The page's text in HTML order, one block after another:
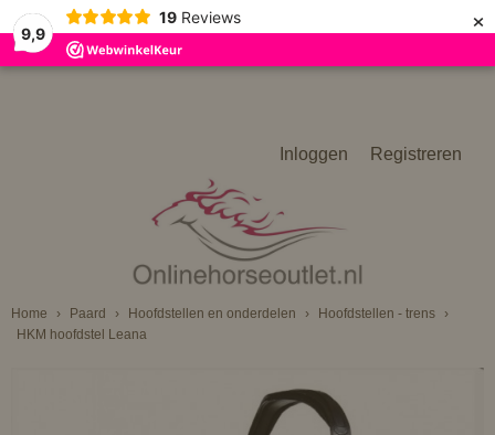
9,9
19 Reviews ×
Inloggen Registreren
Home › Paard › Hoofdstellen en onderdelen › Hoofdstellen - trens
›
HKM hoofdstel Leana